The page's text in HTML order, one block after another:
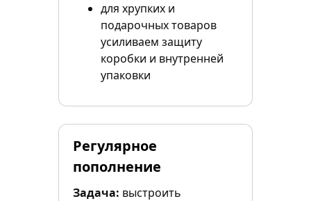
для хрупких и
подарочных товаров
усиливаем защиту
коробки и внутренней
упаковки
Регулярное
пополнение
Задача: выстроить